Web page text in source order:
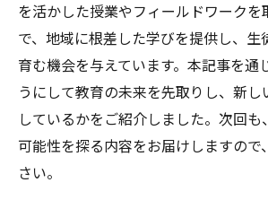
を活かした授業やフィールドワークを
で、地域に根差した学びを提供し、生
育む機会を与えています。本記事を通
うにして教育の未来を先取りし、新
しているかをご紹介しました。次回
可能性を探る内容をお届けしますので
さい。